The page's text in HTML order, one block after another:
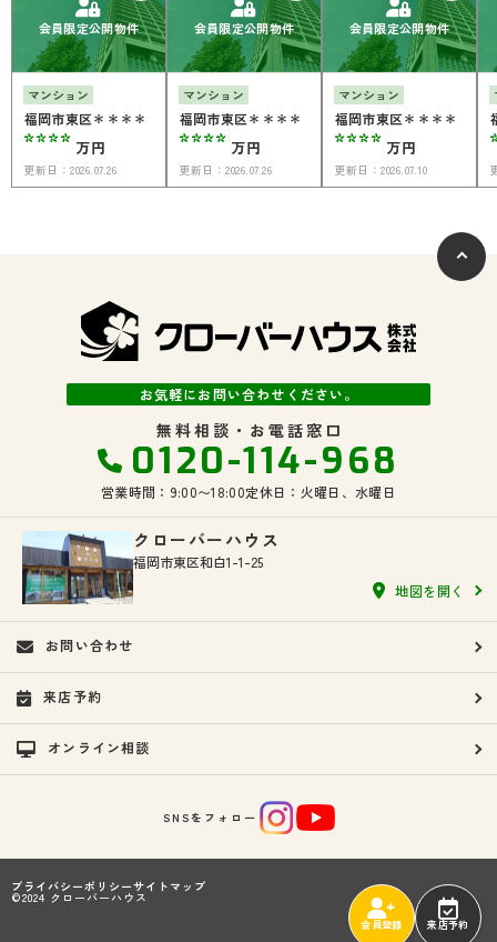
会員限定公開物件
マンション
福岡市東区＊＊＊＊
**** 万円
更新日： 2026.07.26
会員限定公開物件
マンション
福岡市東区＊＊＊＊
**** 万円
更新日： 2026.07.26
会員限定公開物件
マンション
福岡市東区＊＊＊＊
**** 万円
更新日： 2026.07.10
会員登録 来店予約
お気軽にお問い合わせください。
無料相談・お電話窓口
0120-114-968
営業時間：9:00〜18:00定休日：火曜日、水曜日
クローバーハウス
福岡市東区和白1-1-25
地図を開く
お問い合わせ
来店予約
オンライン相談
SNSをフォロー
プライバシーポリシーサイトマップ
©2024 クローバーハウス